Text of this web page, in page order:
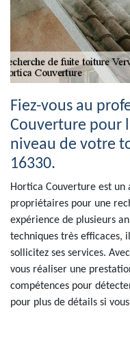
Fiez-vous au
Couverture pour
niveau de votre
16330.
Hortica Couverture est
propriétaires pour une
expérience de plusieurs
techniques très efficaces,
sollicitez ses services.
vous réaliser une
compétences pour
pour plus de détails si